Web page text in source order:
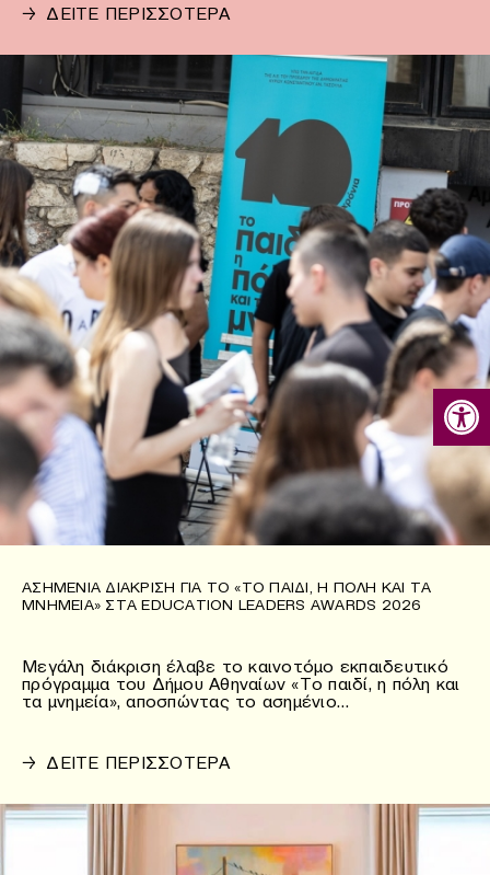
→ ΔΕΙΤΕ ΠΕΡΙΣΣΟΤΕΡΑ
ΑΣΗΜΈΝΙΑ ΔΙΆΚΡΙΣΗ ΓΙΑ ΤΟ «ΤΟ ΠΑΙΔΊ, Η ΠΌΛΗ ΚΑΙ ΤΑ
ΜΝΗΜΕΊΑ» ΣΤΑ EDUCATION LEADERS AWARDS 2026
Μεγάλη διάκριση έλαβε το καινοτόμο εκπαιδευτικό
πρόγραμμα του Δήμου Αθηναίων «Το παιδί, η πόλη και
τα μνημεία», αποσπώντας το ασημένιο…
→ ΔΕΙΤΕ ΠΕΡΙΣΣΟΤΕΡΑ